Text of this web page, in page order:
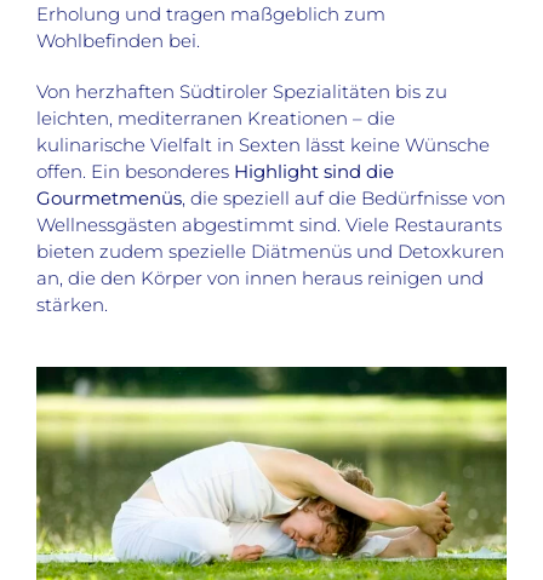
Erholung und tragen maßgeblich zum
Wohlbefinden bei.
Von herzhaften Südtiroler Spezialitäten bis zu
leichten, mediterranen Kreationen – die
kulinarische Vielfalt in Sexten lässt keine Wünsche
offen. Ein besonderes Highlight sind die
Gourmetmenüs, die speziell auf die Bedürfnisse von
Wellnessgästen abgestimmt sind. Viele Restaurants
bieten zudem spezielle Diätmenüs und Detoxkuren
an, die den Körper von innen heraus reinigen und
stärken.